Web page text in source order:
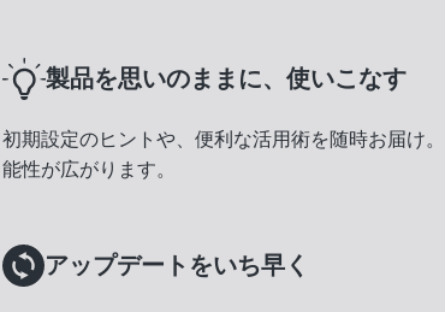
製品を思いのままに、使いこなす
初期設定のヒントや、便利な活用術を随時お届け
能性が広がります。
アップデートをいち早く